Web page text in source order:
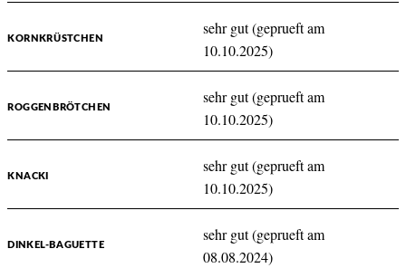
KORNKRÜSTCHEN
sehr gut (geprueft am
10.10.2025)
ROGGENBRÖTCHEN
sehr gut (geprueft am
10.10.2025)
KNACKI
sehr gut (geprueft am
10.10.2025)
DINKEL-BAGUETTE
sehr gut (geprueft am
08.08.2024)